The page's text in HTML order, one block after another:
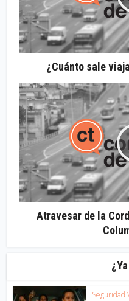
¿Cuánto sale
Atravesar de la
Seguridad